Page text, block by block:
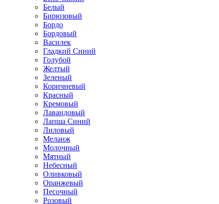
Белый
Бирюзовый
Бордо
Бордовый
Василек
Гладкий Синий
Голубой
Желтый
Зеленый
Коричневый
Красный
Кремовый
Лавандовый
Лапша Синий
Лиловый
Меланж
Молочный
Мятный
Небесный
Оливковый
Оранжевый
Песочный
Розовый